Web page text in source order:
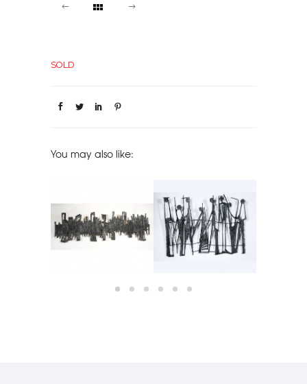
SOLD
You may also like:
SCULPTURE BY PIA MANU
SOLD
PEWTER WALL
SCULPTURE BY PIA MANU
SOLD